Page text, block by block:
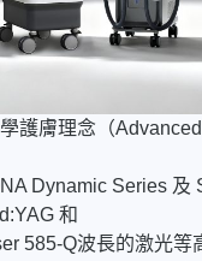
護膚理念（
Dynamic Series 及
和
585-Q波長的激光等